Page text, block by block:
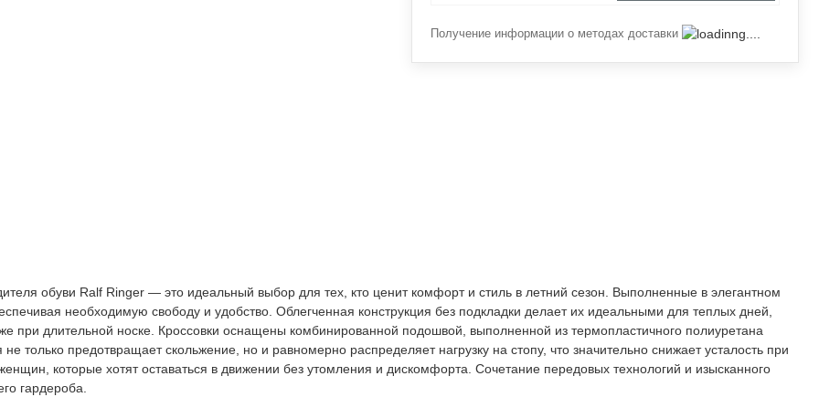
Получение информации о методах доставки
обуви Ralf Ringer — это идеальный выбор для тех, кто ценит комфорт и стиль в летний сезон. Выполненные в элегантном
необходимую свободу и удобство. Облегченная конструкция без подкладки делает их идеальными для теплых дней,
при длительной носке. Кроссовки оснащены комбинированной подошвой, выполненной из термопластичного полиуретана
только предотвращает скольжение, но и равномерно распределяет нагрузку на стопу, что значительно снижает усталость при
которые хотят оставаться в движении без утомления и дискомфорта. Сочетание передовых технологий и изысканного
гардероба.